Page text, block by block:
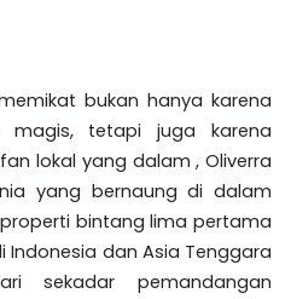
bukan hanya karena
magis, tetapi juga karena
lokal yang dalam , Oliverra
yang bernaung di dalam
bintang lima pertama
Indonesia dan Asia Tenggara
sekadar pemandangan